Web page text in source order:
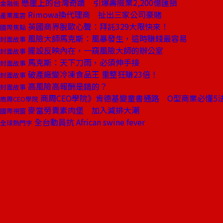
金融街 懸崖上的台灣奇蹟 引爆壽險業2,200億匯損
產業風雲 Rimowa換代理商 扯出三家公司豪賭
國際焦點 英國商界脫歐心聲：拜託329大限快來！
封面故事 風險大師馬克斯：風暴發生，這時賺錢最容易
封面故事 擺設反映內在，一窺風險大師的辦公室
封面故事 馬克斯：天下刀雨，必須伸手接
封面故事 破產廠變冷凍食品王 重整狂賺23倍！
封面故事 高風險高報酬是錯的？
商周CEO學院 商周CEO學院》肯德基變童書通路 O型商業必懂5
國際視窗 麥當勞賣素肉堡 加入減排大潮
全球熱門字 全台動員抗 African swine fever